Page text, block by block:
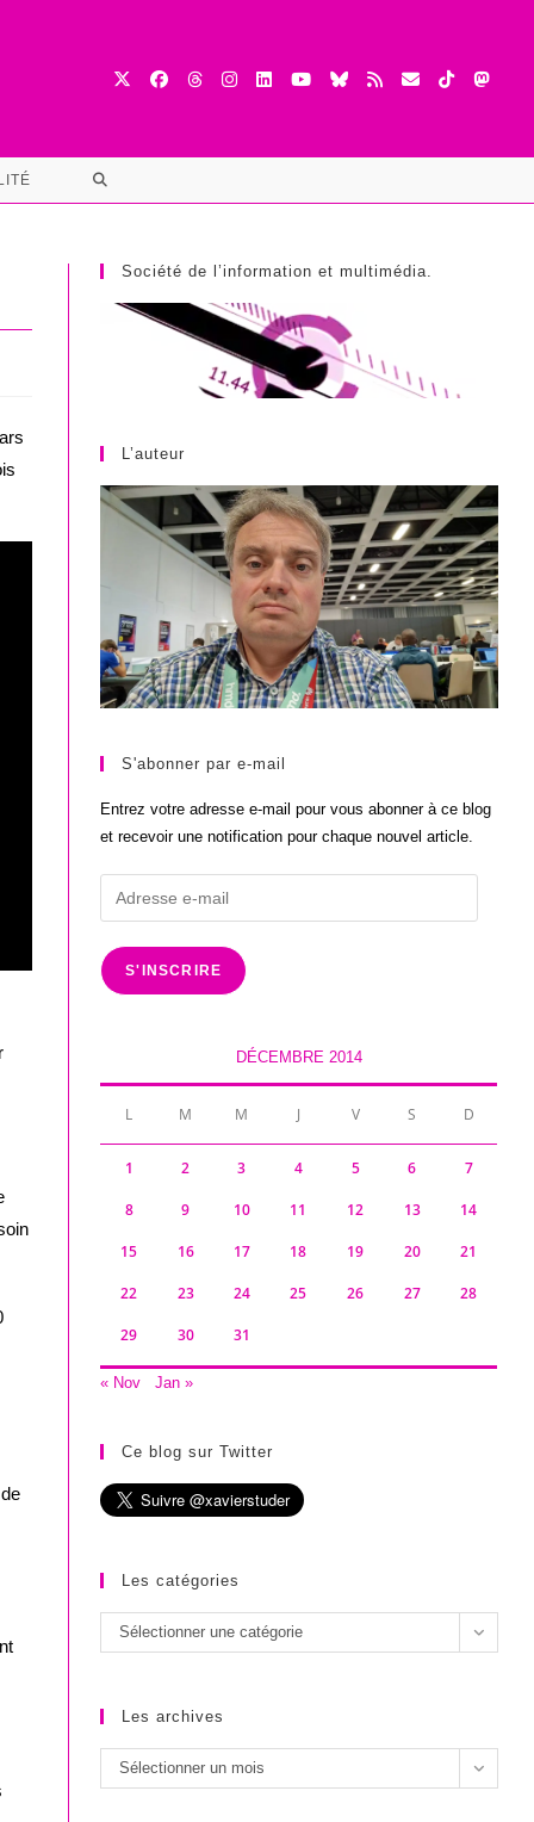
TOGGLE
SEARCH
Société de l’information et multimédia.
L’auteur
S'abonner par e-mail
Entrez votre adresse e-mail pour vous abonner à ce blog
et recevoir une notification pour chaque nouvel article.
Adresse
e-
mail
S'INSCRIRE
DÉCEMBRE 2014
L M M J V S D
1 2 3 4 5 6 7
8 9 10 11 12 13 14
15 16 17 18 19 20 21
22 23 24 25 26 27 28
29 30 31
« Nov Jan »
Ce blog sur Twitter
Les catégories
Les
catégories
Sélectionner une catégorie
Les archives
Les
archives
Sélectionner un mois